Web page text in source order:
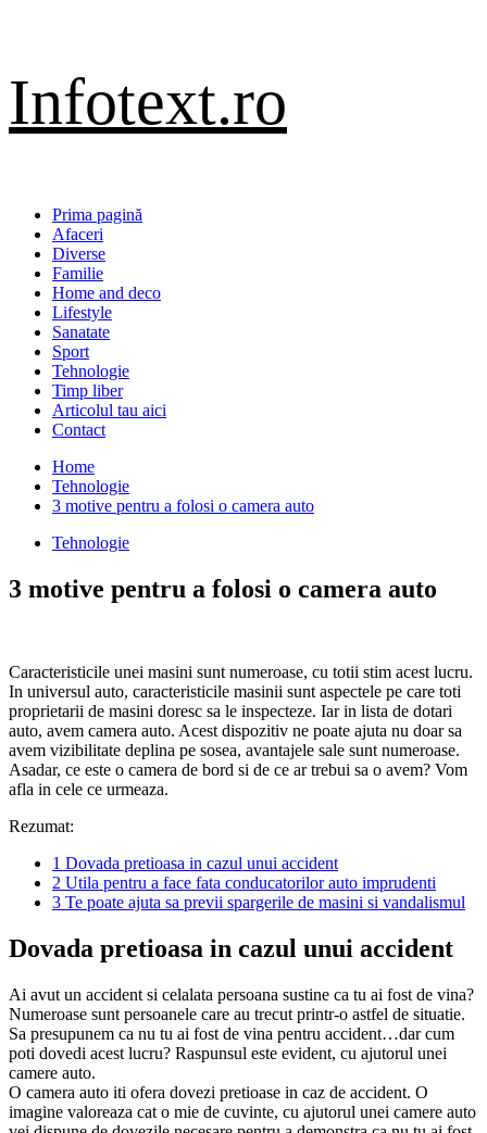
Infotext.ro
Primary
Menu
Prima pagină
Afaceri
Diverse
Familie
Home and deco
Lifestyle
Sanatate
Sport
Tehnologie
Timp liber
Articolul tau aici
Contact
Home
Tehnologie
3 motive pentru a folosi o camera auto
Tehnologie
3 motive pentru a folosi o camera auto
Caracteristicile unei masini sunt numeroase, cu totii stim acest lucru.
In universul auto, caracteristicile masinii sunt aspectele pe care toti
proprietarii de masini doresc sa le inspecteze. Iar in lista de dotari
auto, avem camera auto. Acest dispozitiv ne poate ajuta nu doar sa
avem vizibilitate deplina pe sosea, avantajele sale sunt numeroase.
Asadar, ce este o camera de bord si de ce ar trebui sa o avem? Vom
afla in cele ce urmeaza.
Rezumat:
1 Dovada pretioasa in cazul unui accident
2 Utila pentru a face fata conducatorilor auto imprudenti
3 Te poate ajuta sa previi spargerile de masini si vandalismul
Dovada pretioasa in cazul unui accident
Ai avut un accident si celalata persoana sustine ca tu ai fost de vina?
Numeroase sunt persoanele care au trecut printr-o astfel de situatie.
Sa presupunem ca nu tu ai fost de vina pentru accident…dar cum
poti dovedi acest lucru? Raspunsul este evident, cu ajutorul unei
camere auto.
O camera auto iti ofera dovezi pretioase in caz de accident. O
imagine valoreaza cat o mie de cuvinte, cu ajutorul unei camere auto